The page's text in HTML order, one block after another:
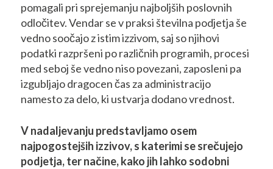
pomagali pri sprejemanju najboljših poslovnih
odločitev. Vendar se v praksi številna podjetja še
vedno soočajo z istim izzivom, saj so njihovi
podatki razpršeni po različnih programih, procesi
med seboj še vedno niso povezani, zaposleni pa
izgubljajo dragocen čas za administracijo
namesto za delo, ki ustvarja dodano vrednost.
V nadaljevanju predstavljamo osem
najpogostejših izzivov, s katerimi se srečujejo
podjetja, ter načine, kako jih lahko sodobni